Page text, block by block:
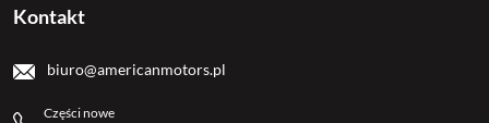
Kontakt
biuro@americanmotors.pl
Części nowe